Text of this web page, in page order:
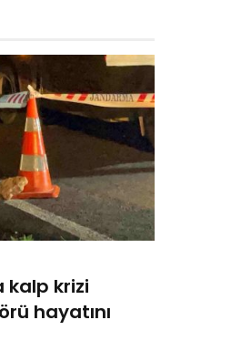
kalp krizi
hayatını